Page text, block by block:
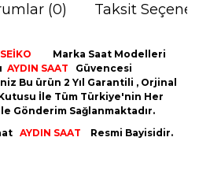
(0) Taksit
SEİKO
Marka Saat Modelleri
AYDIN SAAT
Güvencesi
Bu ürün 2 Yıl Garantili , Orjinal
İle Tüm Türkiye'nin Her
Gönderim Sağlanmaktadır.
AYDIN SAAT Resmi Bayisidir.